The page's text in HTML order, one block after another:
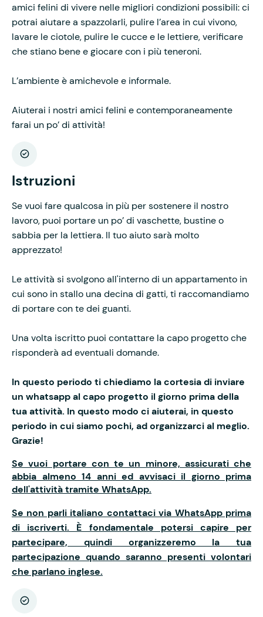
amici felini di vivere nelle migliori condizioni possibili: ci
potrai aiutare a spazzolarli, pulire l’area in cui vivono,
lavare le ciotole, pulire le cucce e le lettiere, verificare
che stiano bene e giocare con i più teneroni.
L’ambiente è amichevole e informale.
Aiuterai i nostri amici felini e contemporaneamente
farai un po’ di attività!
Istruzioni
Se vuoi fare qualcosa in più per sostenere il nostro
lavoro, puoi portare un po’ di vaschette, bustine o
sabbia per la lettiera. Il tuo aiuto sarà molto
apprezzato!
Le attività si svolgono all'interno di un appartamento in
cui sono in stallo una decina di gatti, ti raccomandiamo
di portare con te dei guanti.
Una volta iscritto puoi contattare la capo progetto che
risponderà ad eventuali domande.
In questo periodo ti chiediamo la cortesia di inviare
un whatsapp al capo progetto il giorno prima della
tua attività. In questo modo ci aiuterai, in questo
periodo in cui siamo pochi, ad organizzarci al meglio.
Grazie!
Se vuoi portare con te un minore, assicurati che
abbia almeno 14 anni ed avvisaci il giorno prima
dell'attività tramite WhatsApp.
Se non parli italiano contattaci via WhatsApp prima
di iscriverti. È fondamentale potersi capire per
partecipare, quindi organizzeremo la tua
partecipazione quando saranno presenti volontari
che parlano inglese.